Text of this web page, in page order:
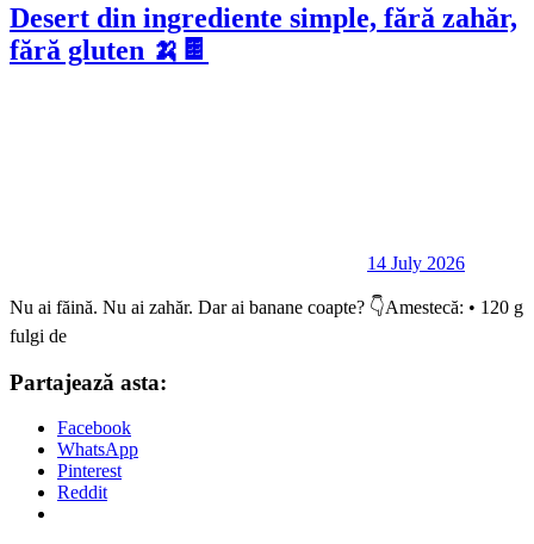
Desert din ingrediente simple, fără zahăr,
fără gluten 🍌🍫
14 July 2026
Nu ai făină. Nu ai zahăr. Dar ai banane coapte? 👇Amestecă: • 120 g
fulgi de
Partajează asta:
Facebook
WhatsApp
Pinterest
Reddit